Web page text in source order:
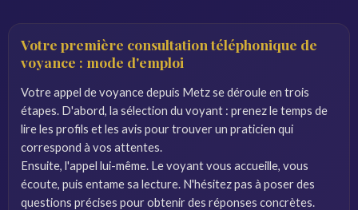
Votre première consultation téléphonique de
voyance : mode d'emploi
Votre appel de voyance depuis Metz se déroule en trois
étapes. D'abord, la sélection du voyant : prenez le temps de
lire les profils et les avis pour trouver un praticien qui
correspond à vos attentes.
Ensuite, l'appel lui-même. Le voyant vous accueille, vous
écoute, puis entame sa lecture. N'hésitez pas à poser des
questions précises pour obtenir des réponses concrètes.